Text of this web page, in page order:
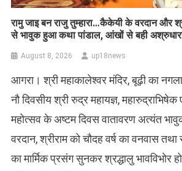
रामु जाइ बन राजु तुम्हारा…कैकेयी के वरदान और
से भावुक हुआ कथा पांडाल, आंखों से बही
August 8, 2026 up18news
आगरा। श्री महाकालेश्वर मंदिर, बूढ़ी का
नौ दिवसीय श्री रुद्र महायज्ञ,
महोत्सव के अष्टम दिवस वातावरण अत्यंत
वरदान, श्रीराम को चौदह वर्ष का वनवास
का मार्मिक प्रसंग सुनकर श्रद्धालु भावविभोर